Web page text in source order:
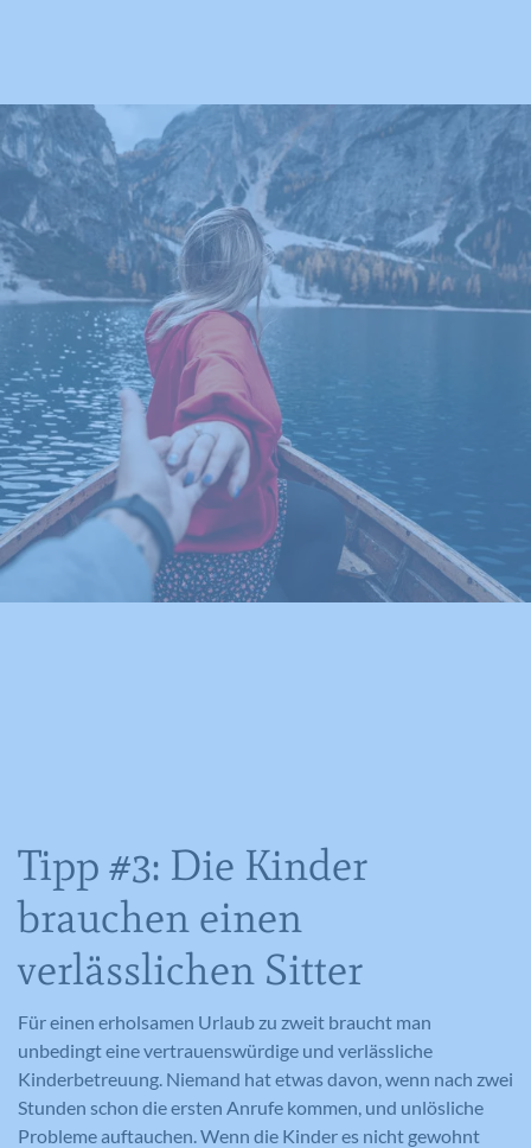
Tipp #3: Die Kinder
brauchen einen
verlässlichen Sitter
Für einen erholsamen Urlaub zu zweit braucht man
unbedingt eine vertrauenswürdige und verlässliche
Kinderbetreuung. Niemand hat etwas davon, wenn nach zwei
Stunden schon die ersten Anrufe kommen, und unlösliche
Probleme auftauchen. Wenn die Kinder es nicht gewohnt